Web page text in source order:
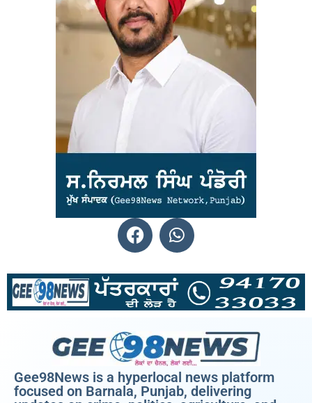
Gee98News is a hyperlocal news platform
focused on Barnala, Punjab, delivering